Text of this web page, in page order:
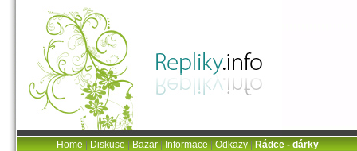
Home|Diskuse|Bazar|Informace|Odkazy|Rádce - dárky